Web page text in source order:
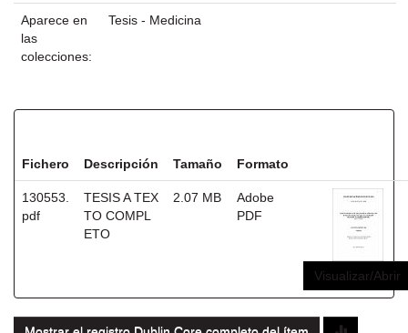
Aparece en
las
colecciones:
Tesis - Medicina
Fichero Descripción Tamaño Formato
130553.
pdf
TESIS A TEX
TO COMPL
ETO
2.07 MB
Adobe
PDF
Visualizar/Abrir